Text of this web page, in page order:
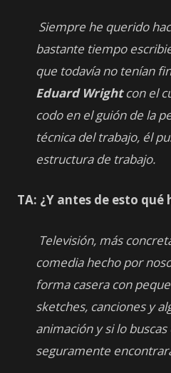
Siempre he querido
bastante tiempo
que todavía no tenían
Eduard Wrightcon el
codo en el guión de la
técnica del trabajo, él
estructura de trabajo.
TA: ¿Y antes de esto qué
Televisión, más
comedia hecho por
forma casera con
sketches, canciones y
animación y si lo
seguramente